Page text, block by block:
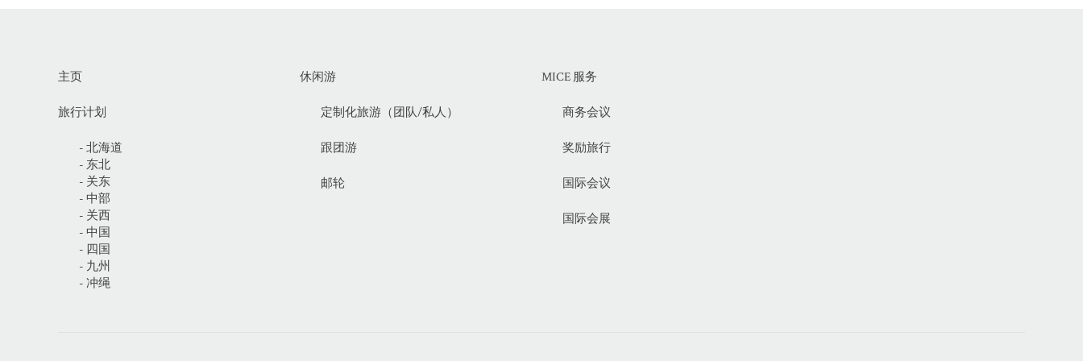
主页
旅行计划
- 北海道
- 东北
- 关东
- 中部
- 关西
- 中国
- 四国
- 九州
- 冲绳
休闲游
定制化旅游（团队/私人）
跟团游
邮轮
MICE 服务
商务会议
奖励旅行
国际会议
国际会展